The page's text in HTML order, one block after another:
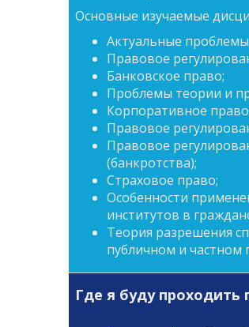
Основные изучаемые
Актуальные
Правовое
Банковское право;
Проблемы теории и
Корпоративное
Правовое
Правовое
(банкротства);
Страховое право;
Особенности
институтов в
Теория разрешения
публичном и частном
Где я буду проходить